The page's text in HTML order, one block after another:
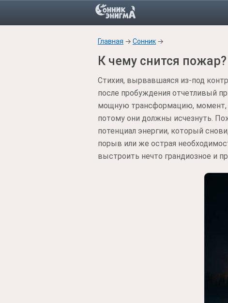
Главная → Сонник →
К чему снится пожар?
Стихия, вырвавшаяся из-под
после пробуждения отчетливый
мощную трансформацию, момент,
потому они должны исчезнуть.
потенциал энергии, который
порыв или же острая
выстроить нечто грандиозное и